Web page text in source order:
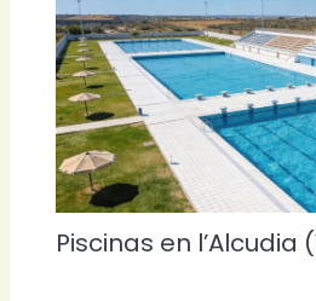
Piscinas en l’Alcudia